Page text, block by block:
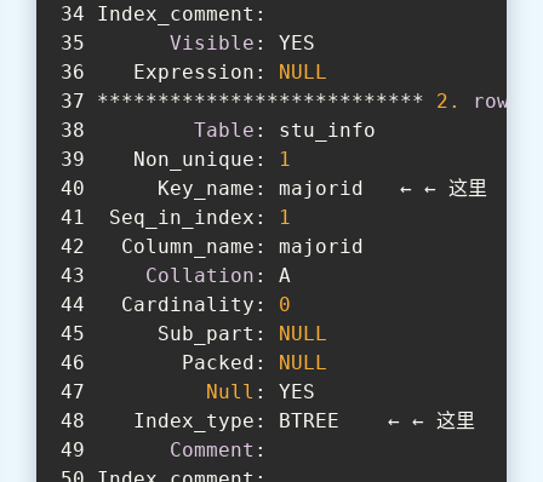
Index_comment:
Visible : YES
   Expression:
NULL
*************************** 2. row
Table : stu_info
   Non_unique:
1
     Key_name: majorid   ← ← 这里
Seq_in_index:
1
  Column_name: majorid
Collation : A
  Cardinality:
0
     Sub_part:
NULL
       Packed:
NULL
Null : YES
   Index_type: BTREE    ← ← 这里
Comment :